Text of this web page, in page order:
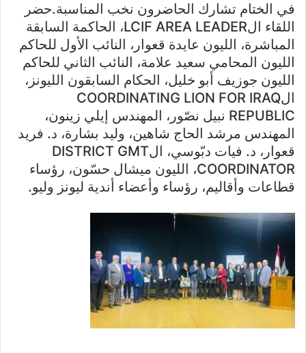
في الختام تشارك الحاضرون نخب المناسبة.حضر
اللقاء الLCIF AREA LEADER، الحاكمة السابقة
المباشرة، الليون عايدة قعوار، النائب الأول للحاكم
الليون المحامي سعيد علامة، النائب الثاني للحاكم
الليون جوزيف أبو خليل، الحكام السابقون الليونز،
الCOORDINATING LION FOR IRAQ
REPUBLIC نبيل نصّور، المهندس إيلي زينون،
المهندس مرشد الحاج شاهين، وليد بشارة، د. فريد
قعوار، د. فيات دبّوسي، الDISTRICT GMT
COORDINATOR، الليون ميشال حسّون، رؤساء
قطاعات وأقاليم، رؤساء وأعضاء أندية ليونز وليو.